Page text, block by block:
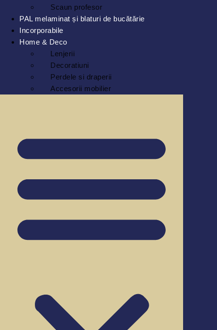
Scaun profesor
PAL melaminat și blaturi de bucătărie
Incorporabile
Home & Deco
Lenjerii
Decoratiuni
Perdele si draperii
Accesorii mobilier